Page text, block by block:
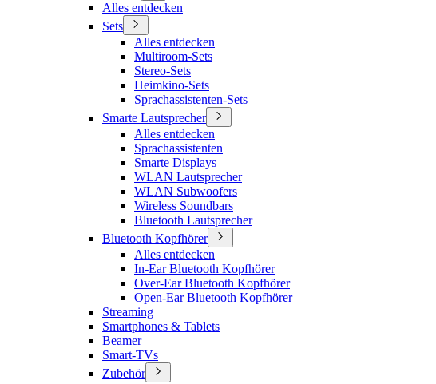
Alles entdecken
Sets
Alles entdecken
Multiroom-Sets
Stereo-Sets
Heimkino-Sets
Sprachassistenten-Sets
Smarte Lautsprecher
Alles entdecken
Sprachassistenten
Smarte Displays
WLAN Lautsprecher
WLAN Subwoofers
Wireless Soundbars
Bluetooth Lautsprecher
Bluetooth Kopfhörer
Alles entdecken
In-Ear Bluetooth Kopfhörer
Over-Ear Bluetooth Kopfhörer
Open-Ear Bluetooth Kopfhörer
Streaming
Smartphones & Tablets
Beamer
Smart-TVs
Zubehör